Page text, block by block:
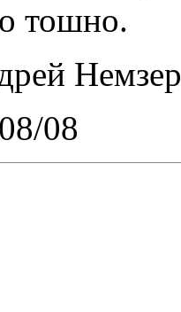
тошно.
Немзер
08